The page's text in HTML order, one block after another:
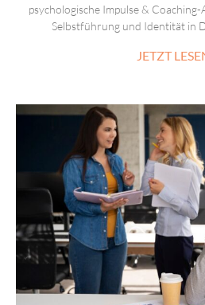
psychologische Impulse &
Selbstführung und Identität in
JETZT